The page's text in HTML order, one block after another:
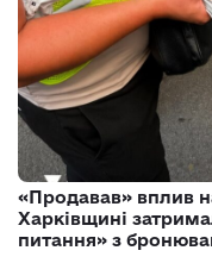
«Продавав» вплив
Харківщині
питання» з